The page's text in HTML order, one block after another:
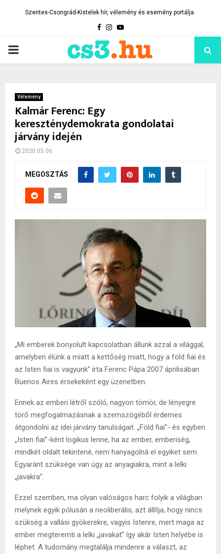
Szentes-Csongrád-Kistelek hír, vélemény és esemény portálja.
Facebook
Instagram
Youtube
PRIMARY
Vélemény
Kalmár Ferenc: Egy
kereszténydemokrata gondolatai
járvány idején
2020.05.06.
MEGOSZTÁS
„Mi emberek bonyolult kapcsolatban állunk azzal a világgal,
amelyben élünk a miatt a kettőség miatt, hogy a föld fiai és
az Isten fiai is vagyunk” írta Ferenc Pápa 2007 áprilisában
Buenos Aires érsekeként egy üzenetben.
Ennek az emberi létről szóló, nagyon tömör, de lényegre
törő megfogalmazásnak a szemszögéből érdemes
átgondolni az idei járvány tanulságait. „Föld fiai”- és egyben
„Isten fiai”-ként logikus lenne, ha az ember, emberiség,
mindkét oldalt tekintené, nem hanyagolná el egyiket sem.
Egyaránt szüksége van úgy az anyagiakra, mint a lelki
„javakra”.
Ezzel szemben, ma olyan valóságos harc folyik a világban
melynek egyik pólusán a neoliberális, azt állítja, hogy nincs
szükség a vallási gyökerekre, vagyis Istenre, mert maga az
ember megteremti a lelki „javakat” így akár Isten helyébe is
léphet. A tudomány megtalálja mindenre a választ, az